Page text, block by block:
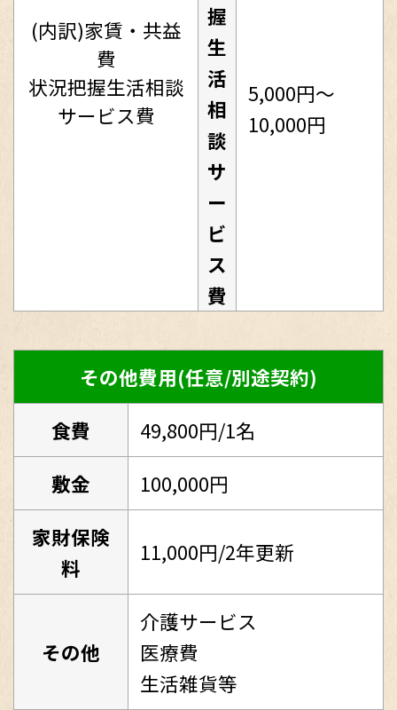
(内訳)家賃・共益
費
状況把握生活相談
サービス費
握
生
活
相
談
サ
ー
ビ
ス
費
5,000円～
10,000円
その他費用(任意/別途契約)
食費
49,800円/1名
敷金
100,000円
家財保険
料
11,000円/2年更新
その他
介護サービス
医療費
生活雑貨等